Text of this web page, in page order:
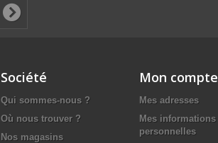
Société
Qui sommes-nous ?
Où nous trouver ?
Nos magasins
Mon compte
Mes adresses
Mes informations
personnelles